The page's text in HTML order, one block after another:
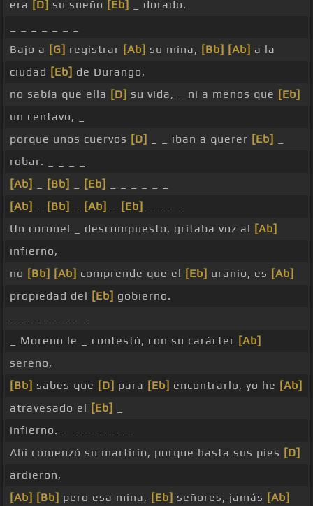
era [D] su sueño [Eb]
_ dorado.
Bajo a [G] registrar [Ab] su mina, [Bb] [Ab] a la
ciudad [Eb] de Durango,
no sabía que ella [D] su vida, _ ni a menos que [Eb]
un centavo, _
porque unos cuervos [D] _ _ iban a querer [Eb]
robar. _ _ _ _
[Ab]
[Bb] [Eb]
[Ab]
[Bb] [Ab] [Eb]
Un coronel _ descompuesto, gritaba voz al [Ab]
infierno,
no [Bb] [Ab] comprende que el [Eb] uranio, es [Ab]
propiedad del [Eb] gobierno.
_ Moreno le _ contestó, con su carácter [Ab]
sereno,
[Bb] sabes que [D] para [Eb] encontrarlo, yo he [Ab]
atravesado el [Eb]
infierno. _ _ _ _ _ _ _
Ahí comenzó su martirio, porque hasta sus pies [D]
ardieron,
[Ab] [Bb] pero esa mina, [Eb] señores, jamás [Ab]